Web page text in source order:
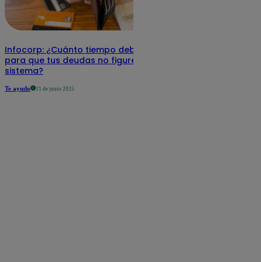
Infocorp: ¿Cuánto tiempo debe pasar
para que tus deudas no figuren en su
sistema?
Te ayudo 11 de junio 2025